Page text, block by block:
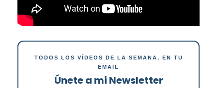
TODOS LOS VÍDEOS DE LA SEMANA, EN TU
EMAIL
Únete a mi Newsletter